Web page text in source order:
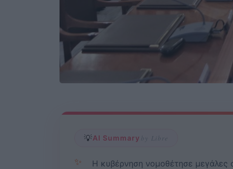
💡AI Summary by Libre
✨
Η κυβέρνηση νομοθέτησε μεγάλες